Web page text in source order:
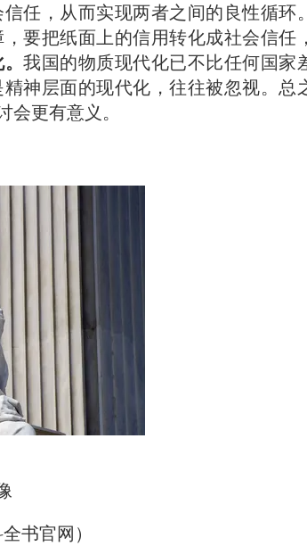
任，从而实现两者之间的良性循环
要把纸面上的信用转化成社会信任
。我国的物质现代化已不比任何国家
神层面的现代化，往往被忽视。总
更有意义。
书官网）